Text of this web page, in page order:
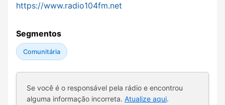
https://www.radio104fm.net
Segmentos
Comunitária
Se você é o responsável pela rádio e encontrou
alguma informação incorreta. Atualize aqui.